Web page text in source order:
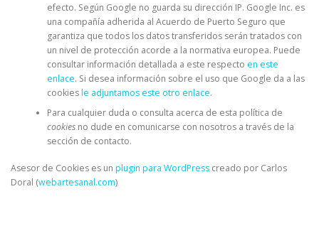
efecto. Según Google no guarda su dirección IP. Google Inc. es
una compañía adherida al Acuerdo de Puerto Seguro que
garantiza que todos los datos transferidos serán tratados con
un nivel de protección acorde a la normativa europea. Puede
consultar información detallada a este respecto en este
enlace. Si desea información sobre el uso que Google da a las
cookiesle adjuntamos este otro enlace.
Para cualquier duda o consulta acerca de esta política de
cookiesno dude en comunicarse con nosotros a través de la
sección de contacto.
Asesor de Cookies es un plugin para WordPress creado por Carlos
Doral (webartesanal.com)